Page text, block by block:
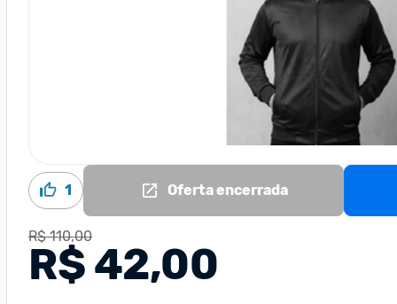
1 Oferta encerrada
R$ 110,00
R$ 42,00